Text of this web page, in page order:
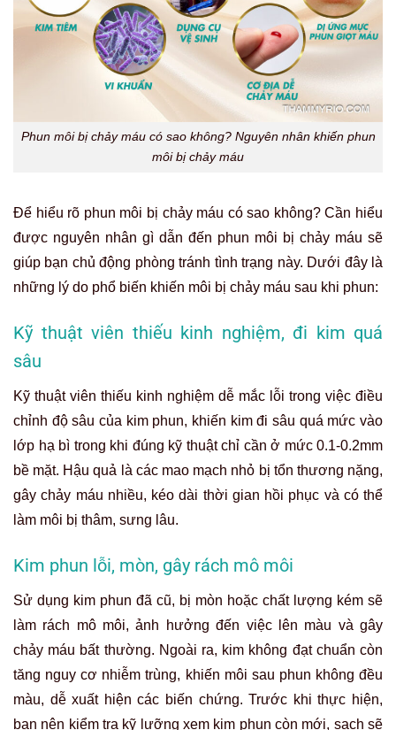
Phun môi bị chảy máu có sao không? Nguyên nhân khiến phun
môi bị chảy máu
Để hiểu rõ phun môi bị chảy máu có sao không? Cần hiểu
được nguyên nhân gì dẫn đến phun môi bị chảy máu sẽ
giúp bạn chủ động phòng tránh tình trạng này. Dưới đây là
những lý do phổ biến khiến môi bị chảy máu sau khi phun:
Kỹ thuật viên thiếu kinh nghiệm, đi kim quá
sâu
Kỹ thuật viên thiếu kinh nghiệm dễ mắc lỗi trong việc điều
chỉnh độ sâu của kim phun, khiến kim đi sâu quá mức vào
lớp hạ bì trong khi đúng kỹ thuật chỉ cần ở mức 0.1-0.2mm
bề mặt. Hậu quả là các mao mạch nhỏ bị tổn thương nặng,
gây chảy máu nhiều, kéo dài thời gian hồi phục và có thể
làm môi bị thâm, sưng lâu.
Kim phun lỗi, mòn, gây rách mô môi
Sử dụng kim phun đã cũ, bị mòn hoặc chất lượng kém sẽ
làm rách mô môi, ảnh hưởng đến việc lên màu và gây
chảy máu bất thường. Ngoài ra, kim không đạt chuẩn còn
tăng nguy cơ nhiễm trùng, khiến môi sau phun không đều
màu, dễ xuất hiện các biến chứng. Trước khi thực hiện,
bạn nên kiểm tra kỹ lưỡng xem kim phun còn mới, sạch sẽ